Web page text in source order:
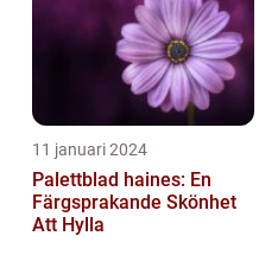
11 januari 2024
Palettblad haines: En
Färgsprakande Skönhet
Att Hylla